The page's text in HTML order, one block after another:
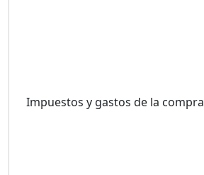
Impuestos y gastos de la compra